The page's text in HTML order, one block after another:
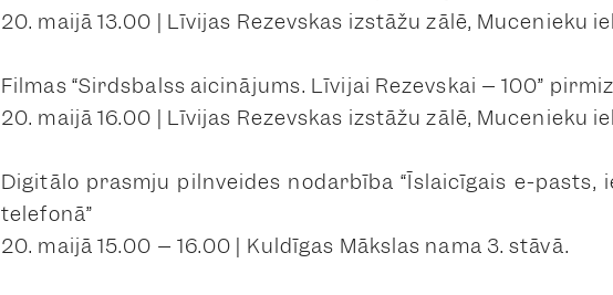
20. maijā 13.00 | Līvijas Rezevskas izstāžu zālē, Mucenieku
Filmas “Sirdsbalss aicinājums. Līvijai Rezevskai – 100”
20. maijā 16.00 | Līvijas Rezevskas izstāžu zālē, Mucenieku
Digitālo prasmju pilnveides nodarbība “Īslaicīgais e-pasts,
telefonā”
20. maijā 15.00 – 16.00 | Kuldīgas Mākslas nama 3. stāvā.